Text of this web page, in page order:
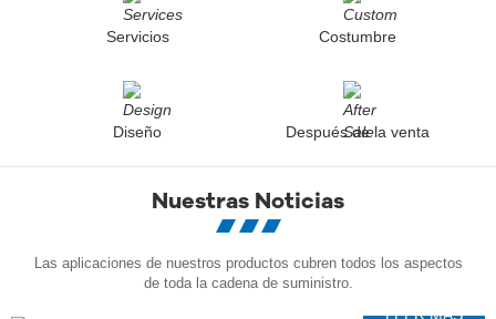
Servicios Costumbre
Diseño Después de la venta
Nuestras Noticias
Las aplicaciones de nuestros productos cubren todos los aspectos
de toda la cadena de suministro.
LEER MÁS